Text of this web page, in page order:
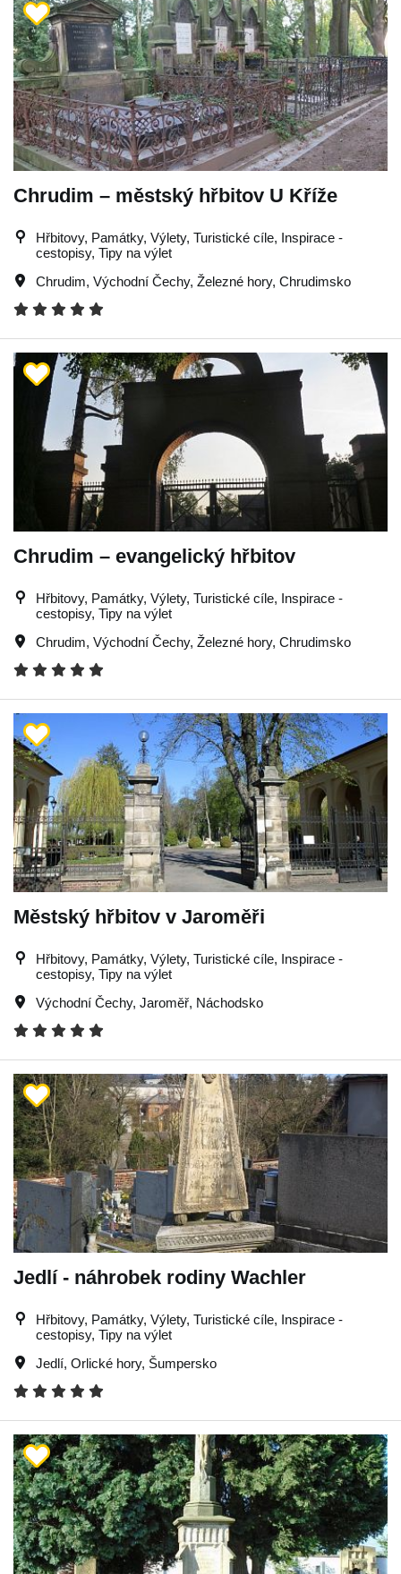
Chrudim – městský hřbitov U Kříže
Hřbitovy, Památky, Výlety, Turistické cíle, Inspirace -
cestopisy, Tipy na výlet
Chrudim, Východní Čechy, Železné hory, Chrudimsko
Chrudim – evangelický hřbitov
Hřbitovy, Památky, Výlety, Turistické cíle, Inspirace -
cestopisy, Tipy na výlet
Chrudim, Východní Čechy, Železné hory, Chrudimsko
Městský hřbitov v Jaroměři
Hřbitovy, Památky, Výlety, Turistické cíle, Inspirace -
cestopisy, Tipy na výlet
Východní Čechy, Jaroměř, Náchodsko
Jedlí - náhrobek rodiny Wachler
Hřbitovy, Památky, Výlety, Turistické cíle, Inspirace -
cestopisy, Tipy na výlet
Jedlí, Orlické hory, Šumpersko